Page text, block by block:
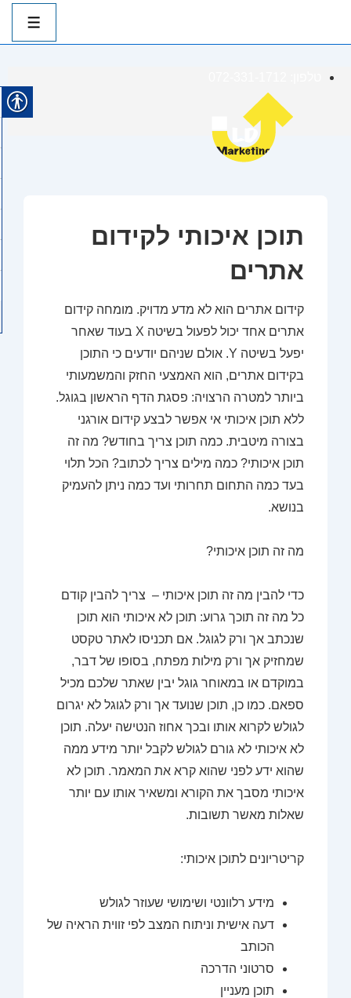
ניווט
דלג
תוכן איכותי לקידום
אתרים
קידום אתרים הוא לא מדע מדויק. מומחה קידום
אתרים אחד יכול לפעול בשיטה X בעוד שאחר
יפעל בשיטה Y. אולם שניהם יודעים כי התוכן
בקידום אתרים, הוא האמצעי החזק והמשמעותי
ביותר למטרה הרצויה: פסגת הדף הראשון בגוגל.
ללא תוכן איכותי אי אפשר לבצע קידום אורגני
בצורה מיטבית. כמה תוכן צריך בחודש? מה זה
תוכן איכותי? כמה מילים צריך לכתוב? הכל תלוי
בעד כמה התחום תחרותי ועד כמה ניתן להעמיק
בנושא.
מה זה תוכן איכותי?
כדי להבין מה זה תוכן איכותי – צריך להבין קודם
כל מה זה תוכך גרוע: תוכן לא איכותי הוא תוכן
שנכתב אך ורק לגוגל. אם תכניסו לאתר טקסט
שמחזיק אך ורק מילות מפתח, בסופו של דבר,
במוקדם או במאוחר גוגל יבין שאתר שלכם מכיל
ספאם. כמו כן, תוכן שנועד אך ורק לגוגל לא יגרום
לגולש לקרוא אותו ובכך אחוז הנטישה יעלה. תוכן
לא איכותי לא גורם לגולש לקבל יותר מידע ממה
שהוא ידע לפני שהוא קרא את המאמר. תוכן לא
איכותי מסבך את הקורא ומשאיר אותו עם יותר
שאלות מאשר תשובות.
קריטריונים לתוכן איכותי:
מידע רלוונטי ושימושי שעוזר לגולש
דעה אישית וניתוח המצב לפי זווית הראיה של
הכותב
סרטוני הדרכה
תוכן מעניין